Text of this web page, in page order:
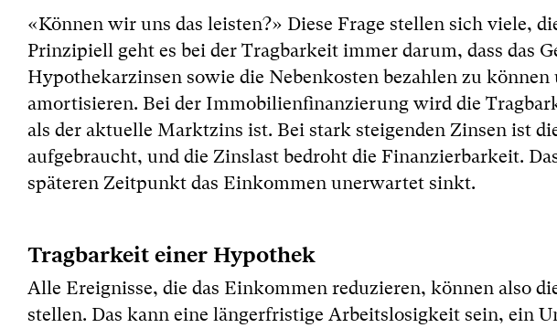
«Können wir uns das leisten?» Diese Frage stellen sich viele,
Prinzipiell geht es bei der Tragbarkeit immer darum, dass das
Hypothekarzinsen sowie die Nebenkosten bezahlen zu
amortisieren. Bei der Immobilienfinanzierung wird die
als der aktuelle Marktzins ist. Bei stark steigenden Zinsen ist
aufgebraucht, und die Zinslast bedroht die Finanzierbarkeit.
späteren Zeitpunkt das Einkommen unerwartet sinkt.
Tragbarkeit einer Hypothek
Alle Ereignisse, die das Einkommen reduzieren, können also
stellen. Das kann eine längerfristige Arbeitslosigkeit sein, ein